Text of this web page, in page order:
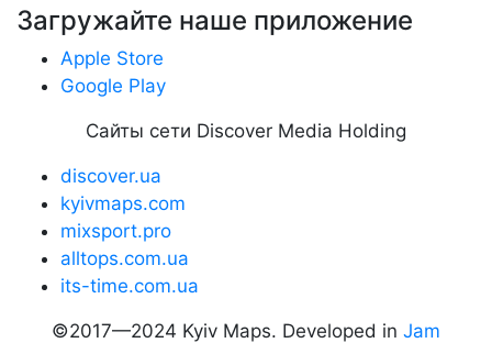
Загружайте наше приложение
Apple Store
Google Play
Сайты сети Discover Media Holding
discover.ua
kyivmaps.com
mixsport.pro
alltops.com.ua
its-time.com.ua
©2017—2024 Kyiv Maps. Developed in Jam